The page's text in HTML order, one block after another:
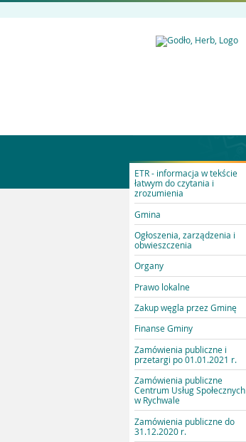
ETR - informacja w tekście
łatwym do czytania i
zrozumienia
Gmina
Ogłoszenia, zarządzenia i
obwieszczenia
Organy
Prawo lokalne
Zakup węgla przez Gminę
Finanse Gminy
Zamówienia publiczne i
przetargi po 01.01.2021 r.
Zamówienia publiczne
Centrum Usług Społecznych
w Rychwale
Zamówienia publiczne do
31.12.2020 r.